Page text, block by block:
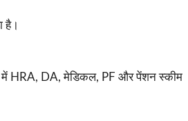
है।
में HRA, DA, मेडिकल, PF और पेंशन स्कीम